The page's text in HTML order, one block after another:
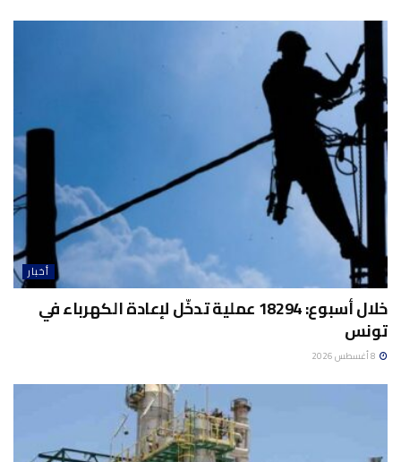
أخبار
خلال أسبوع: 18294 عملية تدخّل لإعادة الكهرباء في
تونس